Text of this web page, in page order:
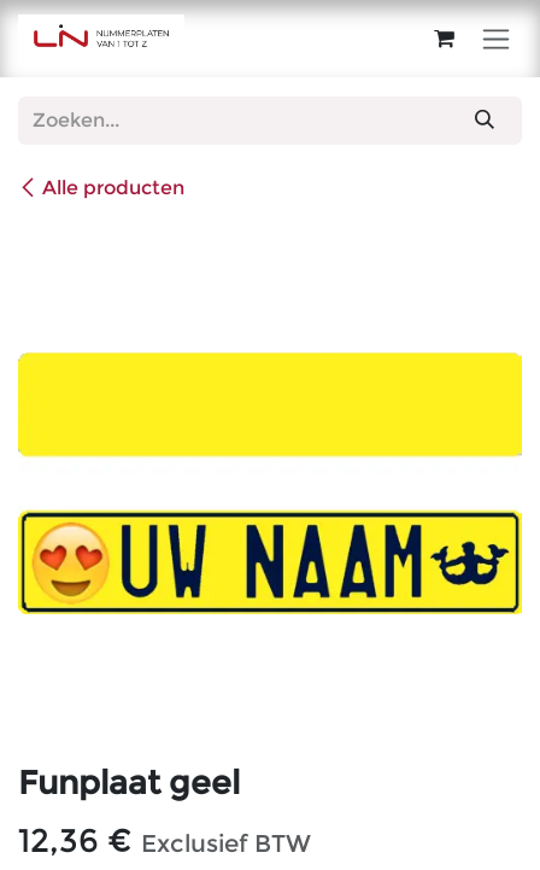
Overslaan naar inhoud
Alle producten
Funplaat geel
12,36 € Exclusief BTW